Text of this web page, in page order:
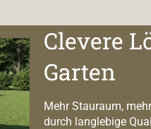
Clevere
Garten
Mehr Stauraum,
durch langlebige